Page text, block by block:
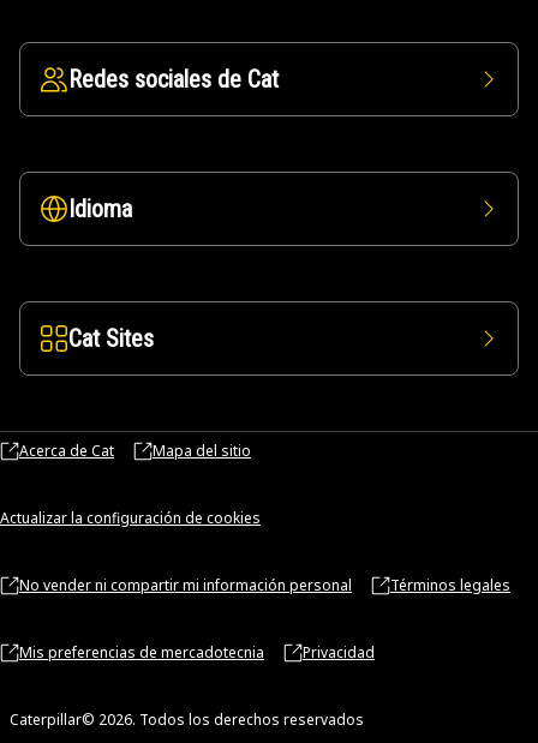
Redes sociales de Cat
Idioma
Cat Sites
Acerca de Cat Mapa del sitio
Actualizar la configuración de cookies
No vender ni compartir mi información personal Términos legales
Mis preferencias de mercadotecnia Privacidad
Caterpillar© 2026. Todos los derechos reservados